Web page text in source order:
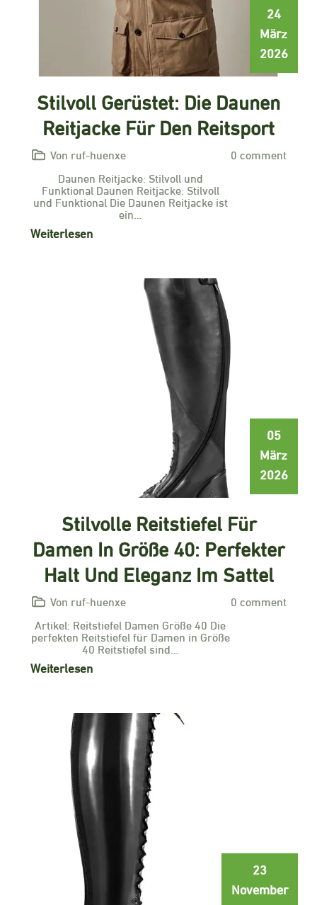
24
März
2026
Stilvoll Gerüstet: Die Daunen
Reitjacke Für Den Reitsport
Von ruf-huenxe
0 comment
Daunen Reitjacke: Stilvoll und
Funktional Daunen Reitjacke: Stilvoll
und Funktional Die Daunen Reitjacke ist
ein…
Weiterlesen
05
März
2026
Stilvolle Reitstiefel Für
Damen In Größe 40: Perfekter
Halt Und Eleganz Im Sattel
Von ruf-huenxe
0 comment
Artikel: Reitstiefel Damen Größe 40 Die
perfekten Reitstiefel für Damen in Größe
40 Reitstiefel sind…
Weiterlesen
23
November